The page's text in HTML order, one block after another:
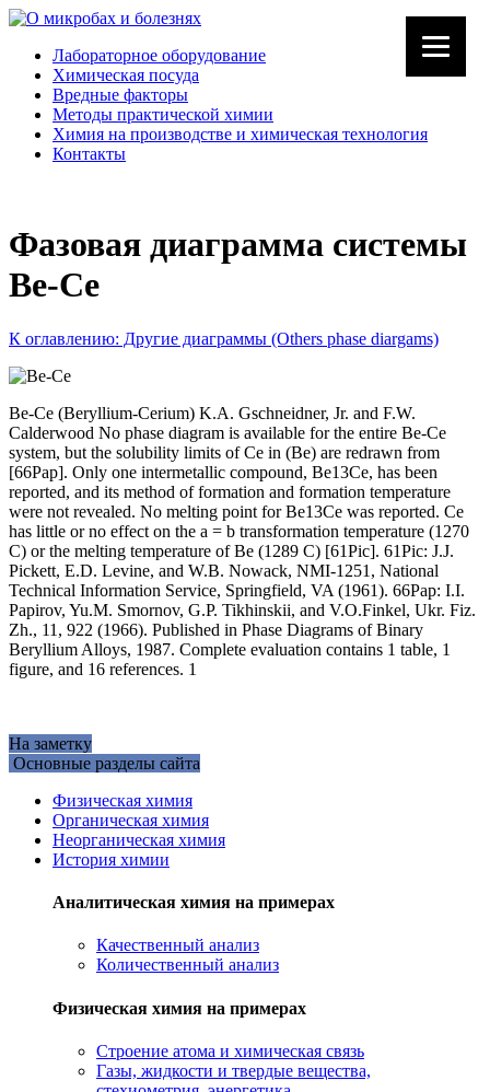
Лабораторное оборудование
Химическая посуда
Вредные факторы
Методы практической химии
Химия на производстве и химическая технология
Контакты
Фазовая диаграмма системы
Be-Ce
К оглавлению: Другие диаграммы (Others phase diargams)
Be-Ce (Beryllium-Cerium) K.A. Gschneidner, Jr. and F.W.
Calderwood No phase diagram is available for the entire Be-Ce
system, but the solubility limits of Ce in (Be) are redrawn from
[66Pap]. Only one intermetallic compound, Be13Ce, has been
reported, and its method of formation and formation temperature
were not revealed. No melting point for Be13Ce was reported. Ce
has little or no effect on the a = b transformation temperature (1270
C) or the melting temperature of Be (1289 C) [61Pic]. 61Pic: J.J.
Pickett, E.D. Levine, and W.B. Nowack, NMI-1251, National
Technical Information Service, Springfield, VA (1961). 66Pap: I.I.
Papirov, Yu.M. Smornov, G.P. Tikhinskii, and V.O.Finkel, Ukr. Fiz.
Zh., 11, 922 (1966). Published in Phase Diagrams of Binary
Beryllium Alloys, 1987. Complete evaluation contains 1 table, 1
figure, and 16 references. 1
На заметку
Основные разделы сайта
Физическая химия
Органическая химия
Неорганическая химия
История химии
Аналитическая химия на примерах
Качественный анализ
Количественный анализ
Физическая химия на примерах
Cтроение атома и химическая связь
Газы, жидкости и твердые вещества,